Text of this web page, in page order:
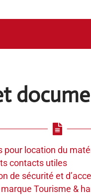

pour location du
contacts utiles
de sécurité et
marque Tourisme &